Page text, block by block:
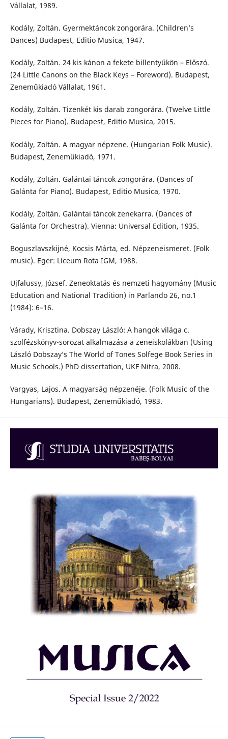
Vállalat, 1989.
Kodály, Zoltán. Gyermektáncok zongorára. (Children’s
Dances) Budapest, Editio Musica, 1947.
Kodály, Zoltán. 24 kis kánon a fekete billentyűkön – Előszó.
(24 Little Canons on the Black Keys – Foreword). Budapest,
Zeneműkiadó Vállalat, 1961.
Kodály, Zoltán. Tizenkét kis darab zongorára. (Twelve Little
Pieces for Piano). Budapest, Editio Musica, 2015.
Kodály, Zoltán. A magyar népzene. (Hungarian Folk Music).
Budapest, Zeneműkiadó, 1971.
Kodály, Zoltán. Galántai táncok zongorára. (Dances of
Galánta for Piano). Budapest, Editio Musica, 1970.
Kodály, Zoltán. Galántai táncok zenekarra. (Dances of
Galánta for Orchestra). Vienna: Universal Edition, 1935.
Boguszlavszkijné, Kocsis Márta, ed. Népzeneismeret. (Folk
music). Eger: Líceum Rota IGM, 1988.
Ujfalussy, József. Zeneoktatás és nemzeti hagyomány (Music
Education and National Tradition) in Parlando 26, no.1
(1984): 6–16.
Várady, Krisztina. Dobszay László: A hangok világa c.
szolfézskönyv-sorozat alkalmazása a zeneiskolákban (Using
László Dobszay’s The World of Tones Solfege Book Series in
Music Schools.) PhD dissertation, UKF Nitra, 2008.
Vargyas, Lajos. A magyarság népzenéje. (Folk Music of the
Hungarians). Budapest, Zeneműkiadó, 1983.